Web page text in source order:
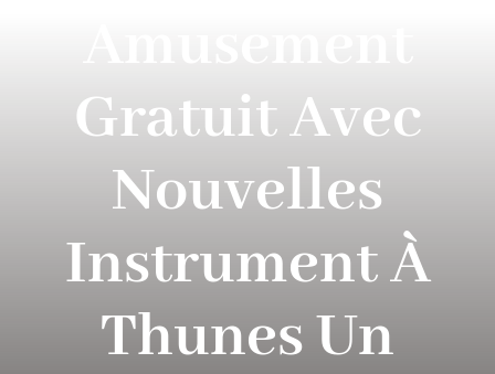
Gratuit Avec
Nouvelles
Instrument À
Thunes Un